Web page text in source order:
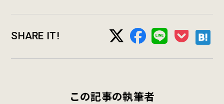
SHARE IT!
この記事の執筆者